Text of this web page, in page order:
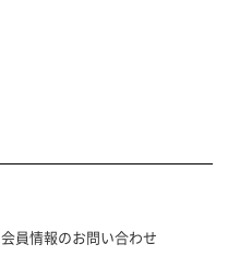
会員情報のお問い合わせ